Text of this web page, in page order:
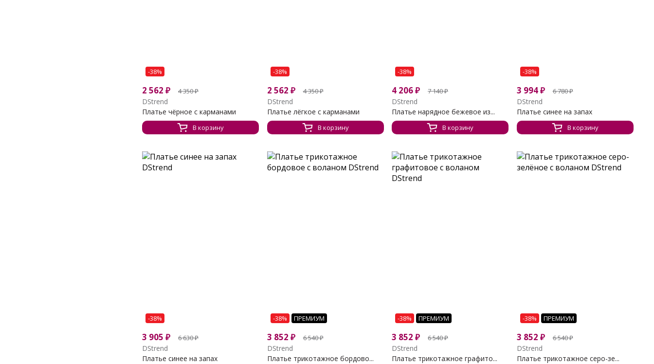
-38%
2 562 ₽ 4 350₽
DStrend
Платье чёрное с карманами
В корзину
-38%
2 562 ₽ 4 350₽
DStrend
Платье лёгкое с карманами
В корзину
-38%
4 206₽ 7 140₽
DStrend
Платье нарядное бежевое из...
В корзину
-38%
3 994₽ 6 780₽
DStrend
Платье синее на запах
В корзину
-38%
3 905 ₽ 6 630₽
DStrend
Платье синее на запах
-38% ПРЕМИУМ
3 852 ₽ 6 540₽
DStrend
Платье трикотажное бордово...
-38% ПРЕМИУМ
3 852 ₽ 6 540₽
DStrend
Платье трикотажное графито...
-38% ПРЕМИУМ
3 852 ₽ 6 540₽
DStrend
Платье трикотажное серо-зе...